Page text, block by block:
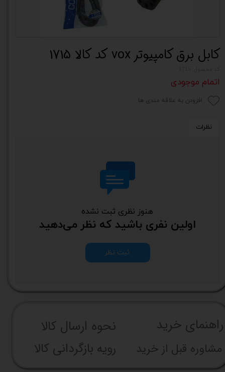
کابل برق کامپیوتر vox کد کالا 1715
اتمام موجودی
افزودن به علاقه مندی ها
نظرات
هنوز نظری ثبت نشده
اولین نفری باشید که نظر می‌دهید
ثبت نظر
راهنما​​​​​​​​​​​​​​ی خرید نحوه ارسال کالا
مشاوره قبل از خرید رویه بازگردانی کالا